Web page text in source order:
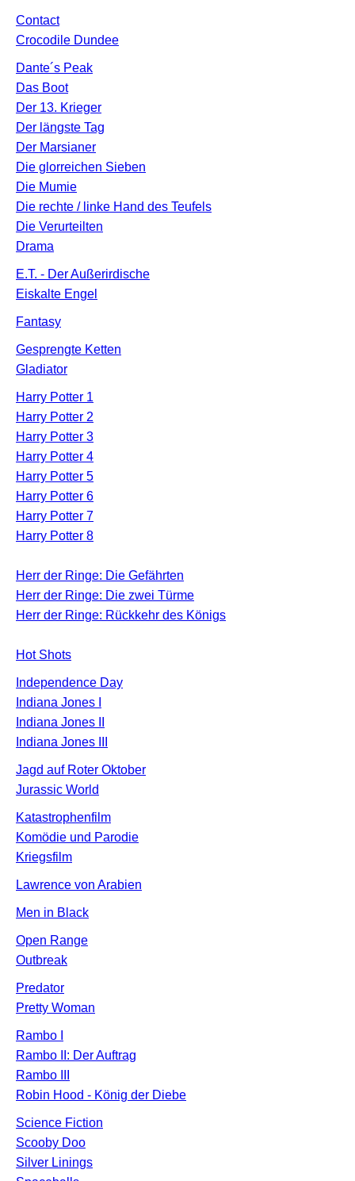
Contact
Crocodile Dundee
Dante´s Peak
Das Boot
Der 13. Krieger
Der längste Tag
Der Marsianer
Die glorreichen Sieben
Die Mumie
Die rechte / linke Hand des Teufels
Die Verurteilten
Drama
E.T. - Der Außerirdische
Eiskalte Engel
Fantasy
Gesprengte Ketten
Gladiator
Harry Potter 1
Harry Potter 2
Harry Potter 3
Harry Potter 4
Harry Potter 5
Harry Potter 6
Harry Potter 7
Harry Potter 8
Herr der Ringe: Die Gefährten
Herr der Ringe: Die zwei Türme
Herr der Ringe: Rückkehr des Königs
Hot Shots
Independence Day
Indiana Jones I
Indiana Jones II
Indiana Jones III
Jagd auf Roter Oktober
Jurassic World
Katastrophenfilm
Komödie und Parodie
Kriegsfilm
Lawrence von Arabien
Men in Black
Open Range
Outbreak
Predator
Pretty Woman
Rambo I
Rambo II: Der Auftrag
Rambo III
Robin Hood - König der Diebe
Science Fiction
Scooby Doo
Silver Linings